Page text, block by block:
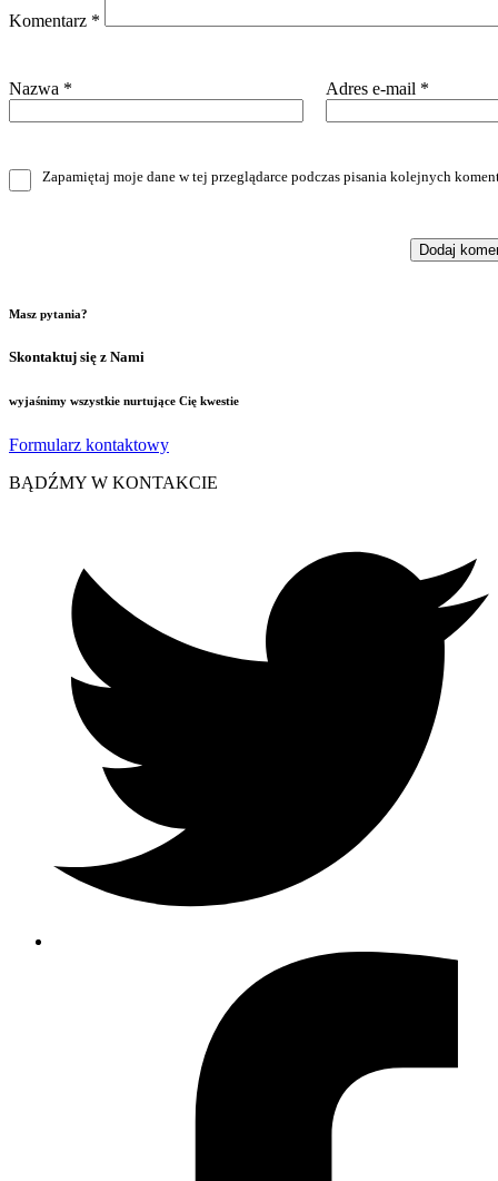
Komentarz *
Nazwa * Adres e-mail *
Zapamiętaj moje dane w tej przeglądarce podczas pisania kolejnych
Masz pytania?
Skontaktuj się z Nami
wyjaśnimy wszystkie nurtujące Cię kwestie
Formularz kontaktowy
BĄDŹMY W KONTAKCIE